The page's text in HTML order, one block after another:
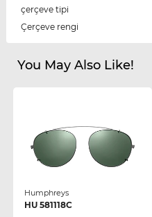
çerçeve tipi
Çerçeve rengi
You May Also Like!
Humphreys
HU 581118C